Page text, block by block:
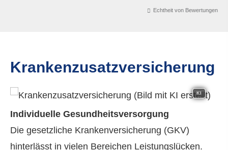
Echtheit von Bewertungen
Kranken­zusatz­ver­si­che­rung
KI
Individuelle Gesundheitsversorgung
Die gesetzliche Kranken­ver­si­che­rung (GKV)
hinterlässt in vielen Bereichen Leistungslücken.